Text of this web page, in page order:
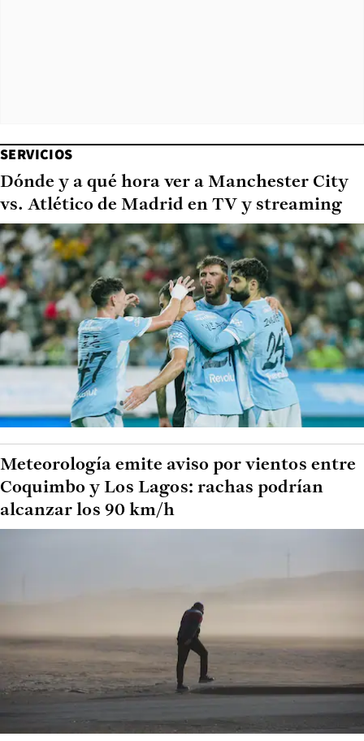
SERVICIOS
Dónde y a qué hora ver a Manchester City
vs. Atlético de Madrid en TV y streaming
Meteorología emite aviso por vientos entre
Coquimbo y Los Lagos: rachas podrían
alcanzar los 90 km/h